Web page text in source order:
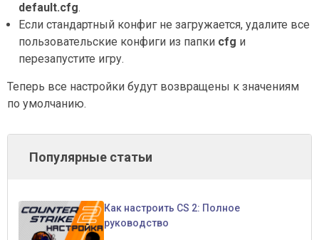
default.cfg.
Если стандартный конфиг не загружается, удалите все
пользовательские конфиги из папки cfg и
перезапустите игру.
Теперь все настройки будут возвращены к значениям
по умолчанию.
Популярные статьи
Как настроить CS 2: Полное
руководство